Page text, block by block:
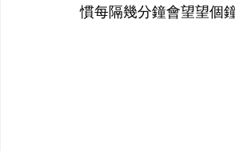
慣每隔幾分鐘會望望個